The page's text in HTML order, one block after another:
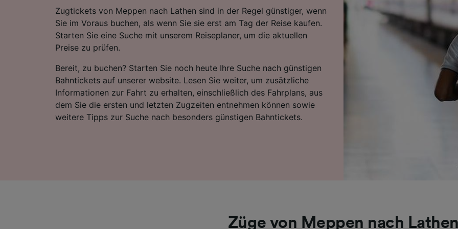
Zugtickets von Meppen nach Lathen sind in der Regel günstiger, wenn
Sie im Voraus buchen, als wenn Sie sie erst am Tag der Reise kaufen.
Starten Sie eine Suche mit unserem Reiseplaner, um die aktuellen
Preise zu prüfen.
Bereit, zu buchen? Starten Sie noch heute Ihre Suche nach günstigen
Bahntickets auf unserer website. Lesen Sie weiter, um zusätzliche
Informationen zur Fahrt zu erhalten, einschließlich des Fahrplans, aus
dem Sie die ersten und letzten Zugzeiten entnehmen können sowie
weitere Tipps zur Suche nach besonders günstigen Bahntickets.
Züge von Meppen nach